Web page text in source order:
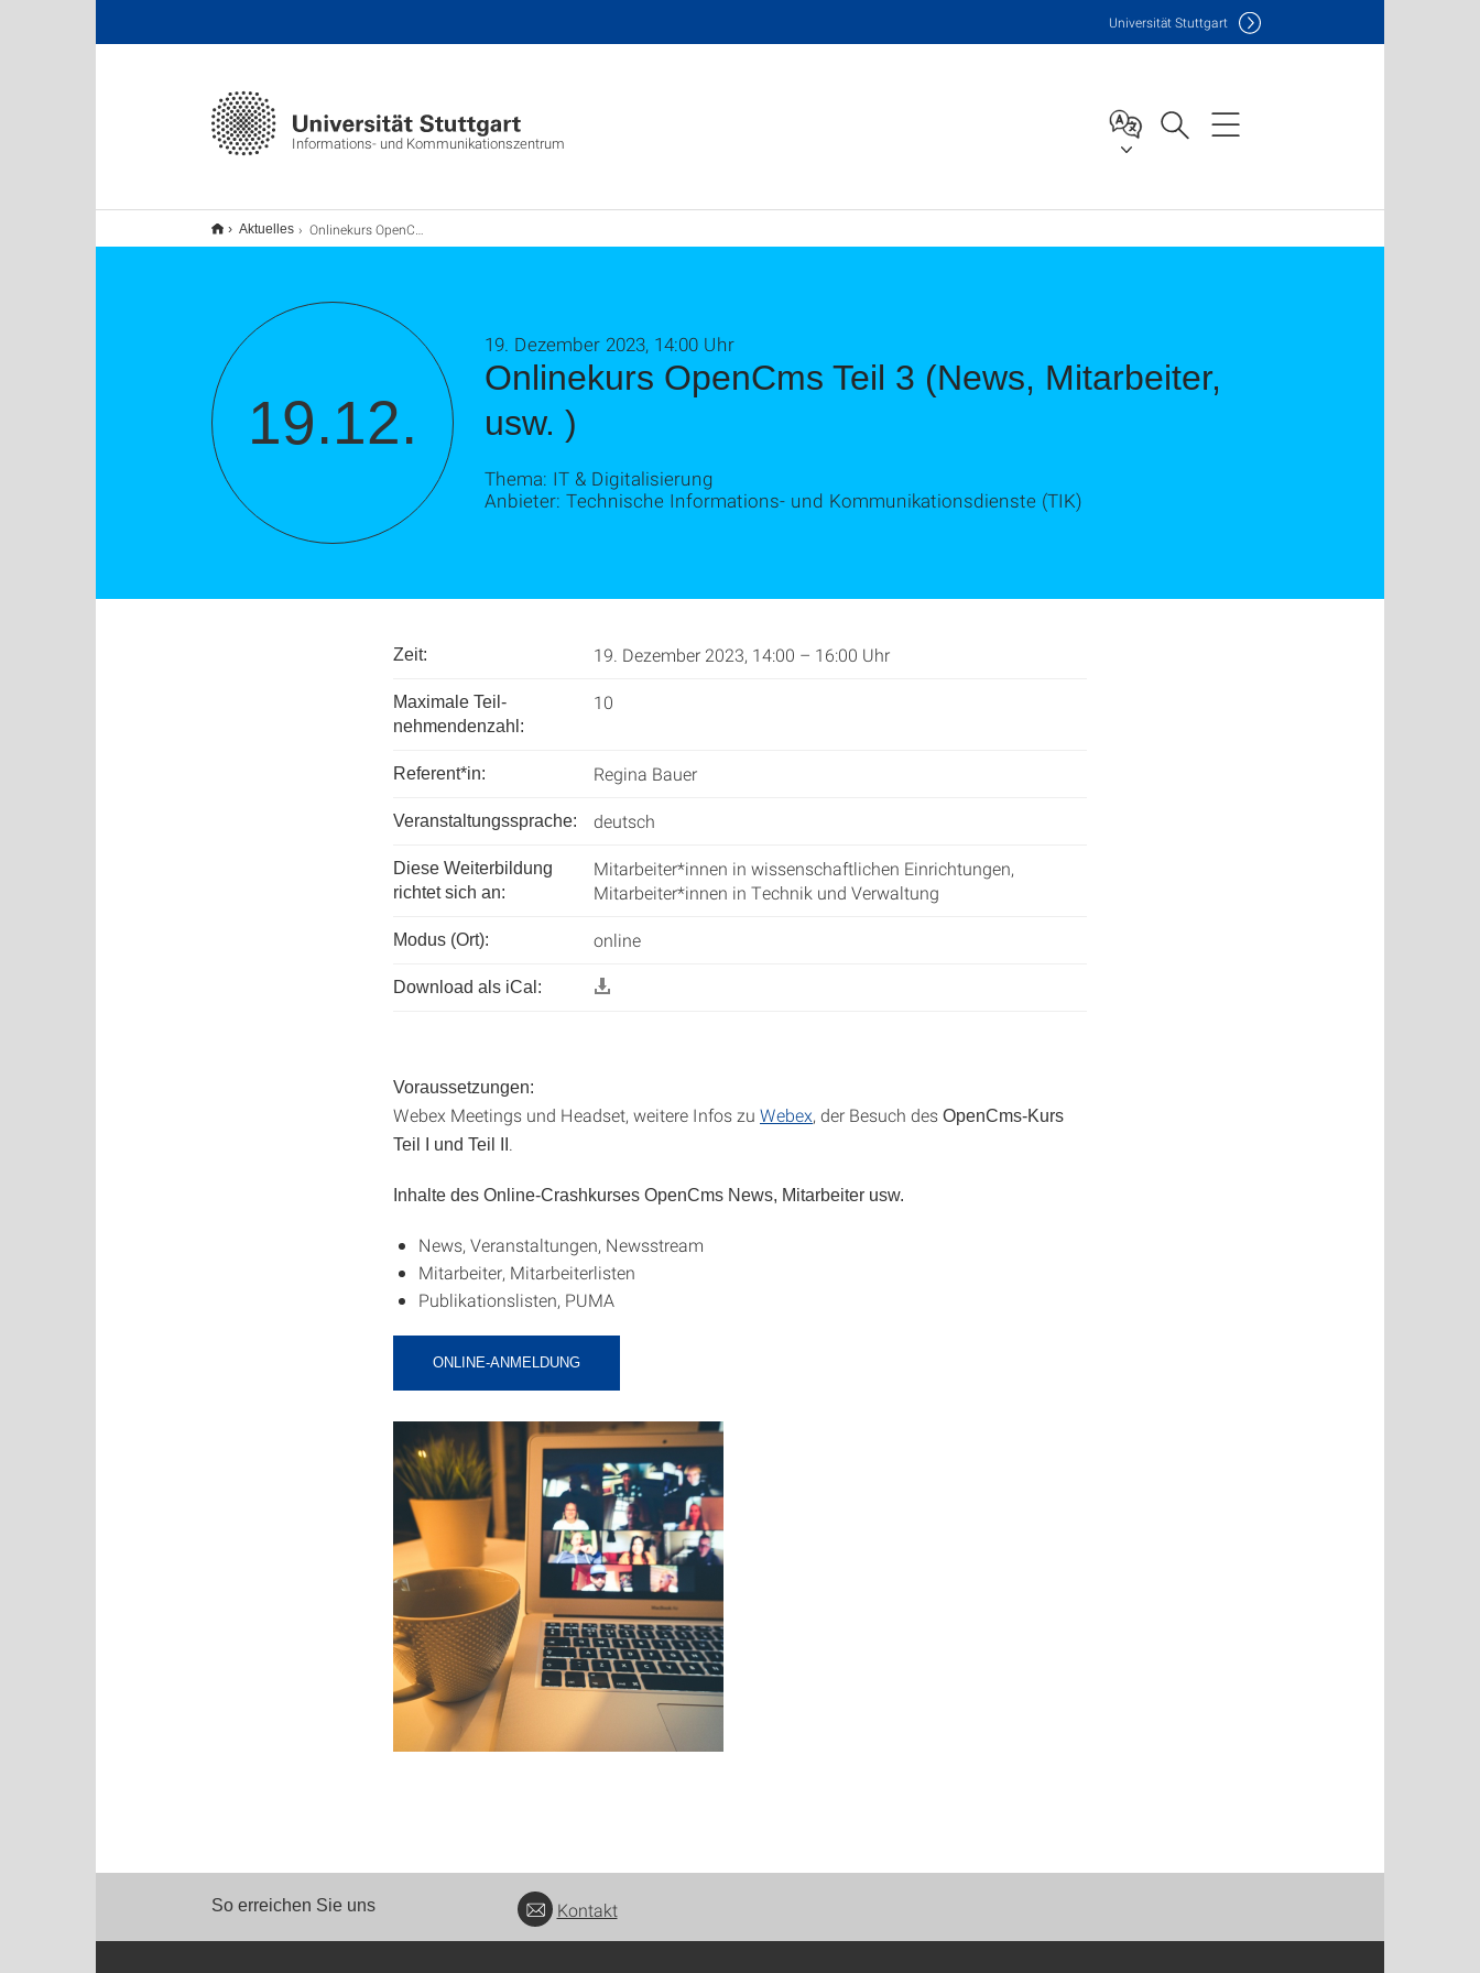
Informations- und Kommunikationszentrum
Universität Stuttgart
Aktuelles Onlinekurs OpenCms Teil 3 (News, Mitarbeiter, usw. )
19.12.
Onlinekurs OpenCms Teil 3 (News, Mitarbeiter,
usw. )
19. Dezember 2023, 14:00 Uhr
Thema: IT & Digitalisierung
Anbieter: Technische Informations- und Kommunikationsdienste (TIK)
Zeit: 19. Dezember 2023, 14:00 – 16:00 Uhr
Maximale Teil­
nehmenden­zahl:
10
Referent*in: Regina Bauer
Veranstaltungssprache: deutsch
Diese Weiterbildung
richtet sich an:
Mitarbeiter*innen in wissenschaftlichen Einrichtungen,
Mitarbeiter*innen in Technik und Verwaltung
Modus (Ort): online
Download als iCal:
Voraussetzungen:
Webex Meetings und Headset, weitere Infos zu Webex, der Besuch des OpenCms-Kurs
Teil I und Teil II
Inhalte des Online-Crashkurses OpenCms News, Mitarbeiter usw.
News, Veranstaltungen, Newsstream
Mitarbeiter, Mitarbeiterlisten
Publikationslisten, PUMA
ONLINE-ANMELDUNG
So erreichen Sie uns Kontakt